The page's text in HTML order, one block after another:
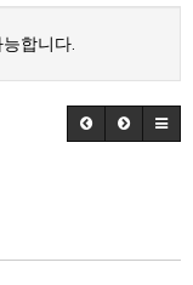
합니다.